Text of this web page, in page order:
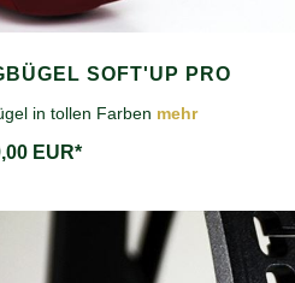
SOFT'UP PRO
in tollen Farben mehr
EUR*